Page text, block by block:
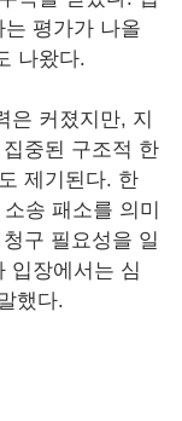
는 평가가 나올
나왔다.
은 커졌지만, 지
중된 구조적 한
제기된다. 한
송 패소를 의미
구 필요성을 일
입장에서는 심
했다.